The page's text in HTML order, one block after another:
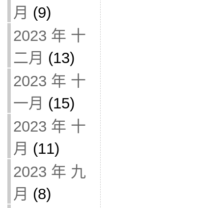
月 (9)
2023 年 十
二月 (13)
2023 年 十
一月 (15)
2023 年 十
月 (11)
2023 年 九
月 (8)